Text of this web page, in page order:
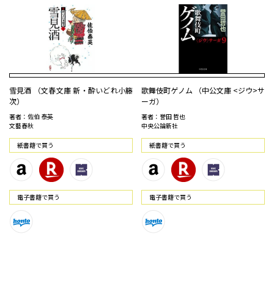
雪見酒 （文春文庫 新・酔いどれ小籐
次）
著者：佐伯 泰英
文藝春秋
紙書籍で買う
電⼦書籍で買う
歌舞伎町ゲノム （中公文庫 <ジウ>サ
ーガ）
著者：誉田 哲也
中央公論新社
紙書籍で買う
電⼦書籍で買う